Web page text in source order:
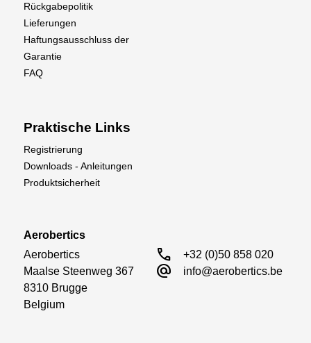
Rückgabepolitik
Lieferungen
Haftungsausschluss der
Garantie
FAQ
Praktische Links
Registrierung
Downloads - Anleitungen
Produktsicherheit
Aerobertics
Aerobertics
Maalse Steenweg 367
8310 Brugge
Belgium
call +32 (0)50 858 020
alternate_email info@aerobertics.be